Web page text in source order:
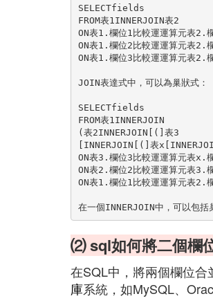
SELECTfields
FROM表1INNERJOIN表2
ON表1.欄位1比較運運算元表2.
ON表1.欄位2比較運運算元表2.
ON表1.欄位3比較運運算元表2.
JOIN表達式中，可以為巢狀式：
SELECTfields
FROM表1INNERJOIN
(表2INNERJOIN[(]表3
[INNERJOIN[(]表
ON表3.欄位3比較運運算元表x.
ON表2.欄位2比較運運算元表3.
ON表1.欄位1比較運運算元表2.
在一個INNERJOIN中，可以包括
⑵ sql如何將二個欄
在SQL中，將兩個欄位
庫系統，如MySQL、